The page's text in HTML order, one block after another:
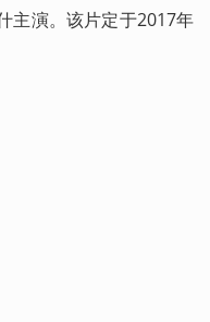
主演。该片定于2017年